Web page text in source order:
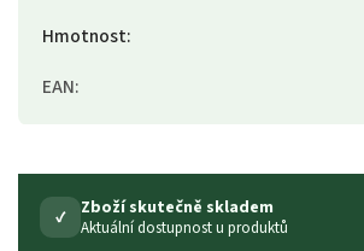
Hmotnost:
EAN:
✓ Zboží skutečně skladem
Aktuální dostupnost u produktů